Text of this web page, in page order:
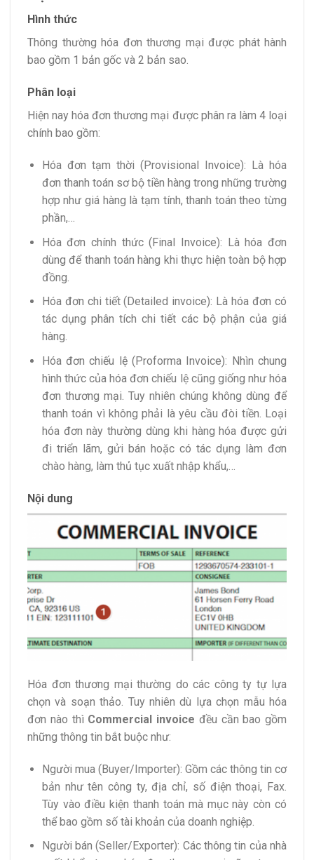
Hình thức
Thông thường hóa đơn thương mại được phát hành
bao gồm 1 bản gốc và 2 bản sao.
Phân loại
Hiện nay hóa đơn thương mại được phân ra làm 4 loại
chính bao gồm:
Hóa đơn tạm thời (Provisional Invoice): Là hóa
đơn thanh toán sơ bộ tiền hàng trong những trường
hợp như giá hàng là tạm tính, thanh toán theo từng
phần,…
Hóa đơn chính thức (Final Invoice): Là hóa đơn
dùng để thanh toán hàng khi thực hiện toàn bộ hợp
đồng.
Hóa đơn chi tiết (Detailed invoice): Là hóa đơn có
tác dụng phân tích chi tiết các bộ phận của giá
hàng.
Hóa đơn chiếu lệ (Proforma Invoice): Nhìn chung
hình thức của hóa đơn chiếu lệ cũng giống như hóa
đơn thương mại. Tuy nhiên chúng không dùng để
thanh toán vì không phải là yêu cầu đòi tiền. Loại
hóa đơn này thường dùng khi hàng hóa được gửi
đi triển lãm, gửi bán hoặc có tác dụng làm đơn
chào hàng, làm thủ tục xuất nhập khẩu,…
Nội dung
Hóa đơn thương mại thường do các công ty tự lựa
chọn và soạn thảo. Tuy nhiên dù lựa chọn mẫu hóa
đơn nào thì Commercial invoice đều cần bao gồm
những thông tin bắt buộc như:
Người mua (Buyer/Importer): Gồm các thông tin cơ
bản như tên công ty, địa chỉ, số điện thoại, Fax.
Tùy vào điều kiện thanh toán mà mục này còn có
thể bao gồm số tài khoản của doanh nghiệp.
Người bán (Seller/Exporter): Các thông tin của nhà